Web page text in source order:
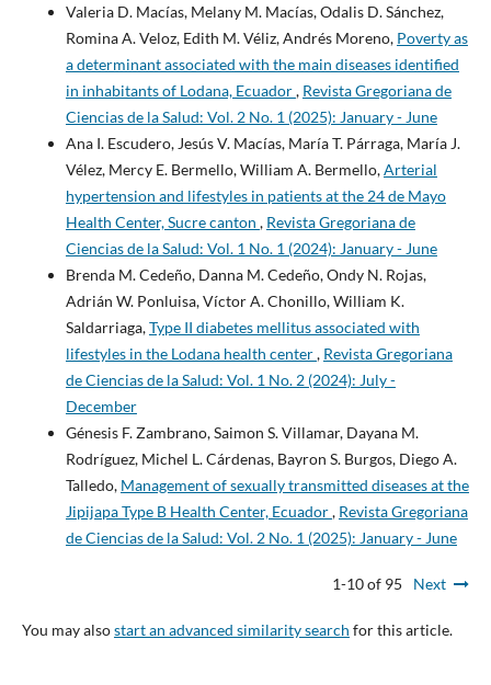
Valeria D. Macías, Melany M. Macías, Odalis D. Sánchez,
Romina A. Veloz, Edith M. Véliz, Andrés Moreno, Poverty as
a determinant associated with the main diseases identified
in inhabitants of Lodana, Ecuador, Revista Gregoriana de
Ciencias de la Salud: Vol. 2 No. 1 (2025): January - June
Ana I. Escudero, Jesús V. Macías, María T. Párraga, María J.
Vélez, Mercy E. Bermello, William A. Bermello,Arterial
hypertension and lifestyles in patients at the 24 de Mayo
Health Center, Sucre canton , Revista Gregoriana de
Ciencias de la Salud: Vol. 1 No. 1 (2024): January - June
Brenda M. Cedeño, Danna M. Cedeño, Ondy N. Rojas,
Adrián W. Ponluisa, Víctor A. Chonillo, William K.
Saldarriaga,Type II diabetes mellitus associated with
lifestyles in the Lodana health center, Revista Gregoriana
de Ciencias de la Salud: Vol. 1 No. 2 (2024): July -
December
Génesis F. Zambrano, Saimon S. Villamar, Dayana M.
Rodríguez, Michel L. Cárdenas, Bayron S. Burgos, Diego A.
Talledo, Management of sexually transmitted diseases at the
Jipijapa Type B Health Center, Ecuador, Revista Gregoriana
de Ciencias de la Salud: Vol. 2 No. 1 (2025): January - June
1-10 of 95 Next
You may alsostart an advanced similarity search for this article.